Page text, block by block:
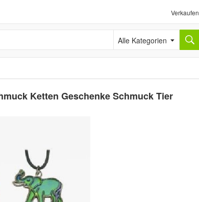
Verkaufen
Alle Kategorien
Ketten Geschenke Schmuck Tier